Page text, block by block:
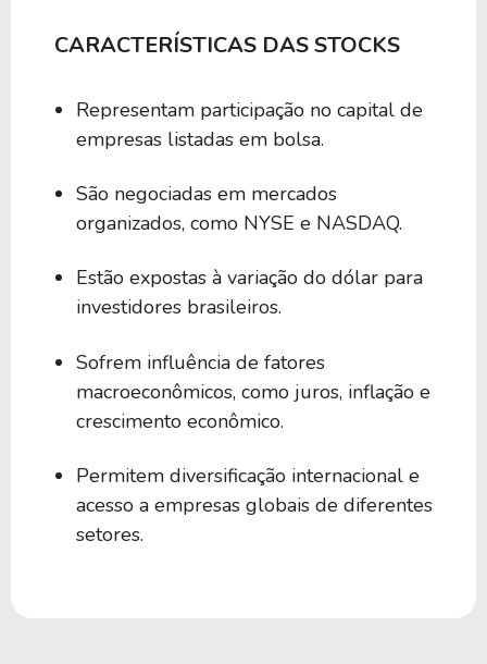
CARACTERÍSTICAS DAS STOCKS
Representam participação no capital de
empresas listadas em bolsa.
São negociadas em mercados
organizados, como NYSE e NASDAQ.
Estão expostas à variação do dólar para
investidores brasileiros.
Sofrem influência de fatores
macroeconômicos, como juros, inflação e
crescimento econômico.
Permitem diversificação internacional e
acesso a empresas globais de diferentes
setores.